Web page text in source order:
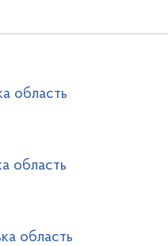
область
область
область